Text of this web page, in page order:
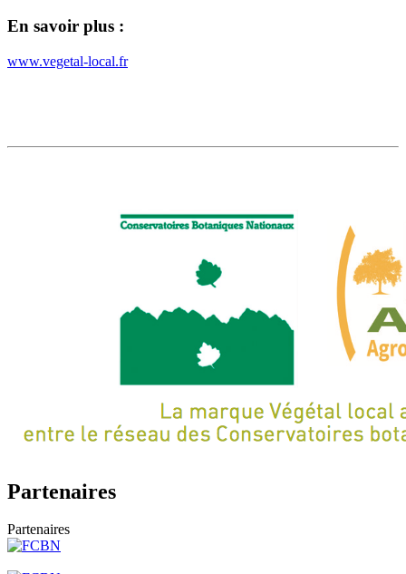
En savoir plus :
www.vegetal-local.fr
Partenaires
Partenaires